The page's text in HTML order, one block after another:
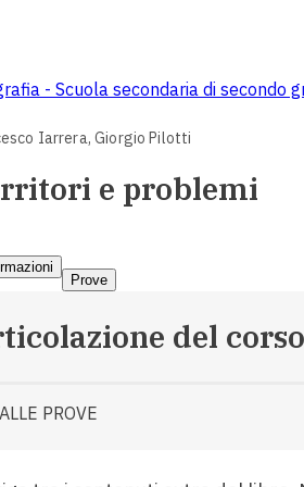
- Scuola secondaria di secondo
Iarrera,Giorgio Pilotti
e problemi
Prove
del corso
PROVE